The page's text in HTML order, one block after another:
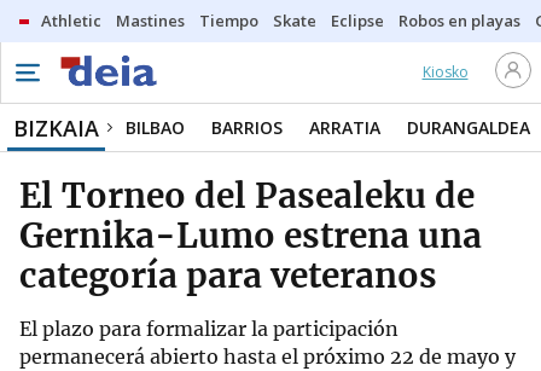
Athletic Mastines Tiempo Skate Eclipse Robos en playas
Kiosko
BIZKAIA BILBAO BARRIOS ARRATIA DURANGALDEA
El Torneo del Pasealeku de
Gernika-Lumo estrena una
categoría para veteranos
El plazo para formalizar la participación
permanecerá abierto hasta el próximo 22 de mayo y